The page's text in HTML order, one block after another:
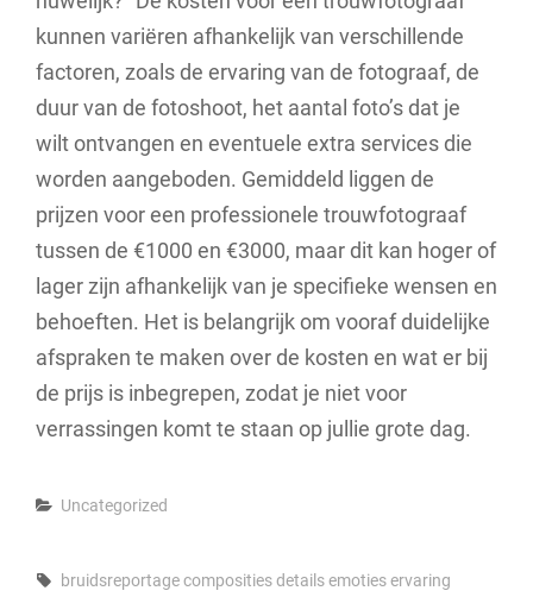
kunnen variëren afhankelijk van verschillende
factoren, zoals de ervaring van de fotograaf, de
duur van de fotoshoot, het aantal foto’s dat je
wilt ontvangen en eventuele extra services die
worden aangeboden. Gemiddeld liggen de
prijzen voor een professionele trouwfotograaf
tussen de €1000 en €3000, maar dit kan hoger of
lager zijn afhankelijk van je specifieke wensen en
behoeften. Het is belangrijk om vooraf duidelijke
afspraken te maken over de kosten en wat er bij
de prijs is inbegrepen, zodat je niet voor
verrassingen komt te staan op jullie grote dag.
Categories
Uncategorized
Tags,
bruidsreportagecompositiesdetailsemotieservaring